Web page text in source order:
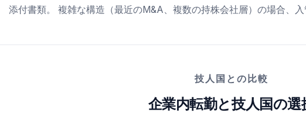
添付書類。 複雑な構造（最近のM&A、複数の持株会社層）の場合、入
技人国との比較
企業内転勤と技人国の選